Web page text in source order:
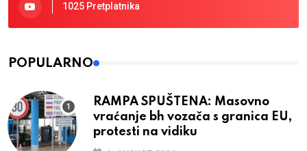
1025 Pretplatnika
POPULARNO
RAMPA SPUŠTENA: Masovno
vraćanje bh vozača s granica EU,
protesti na vidiku